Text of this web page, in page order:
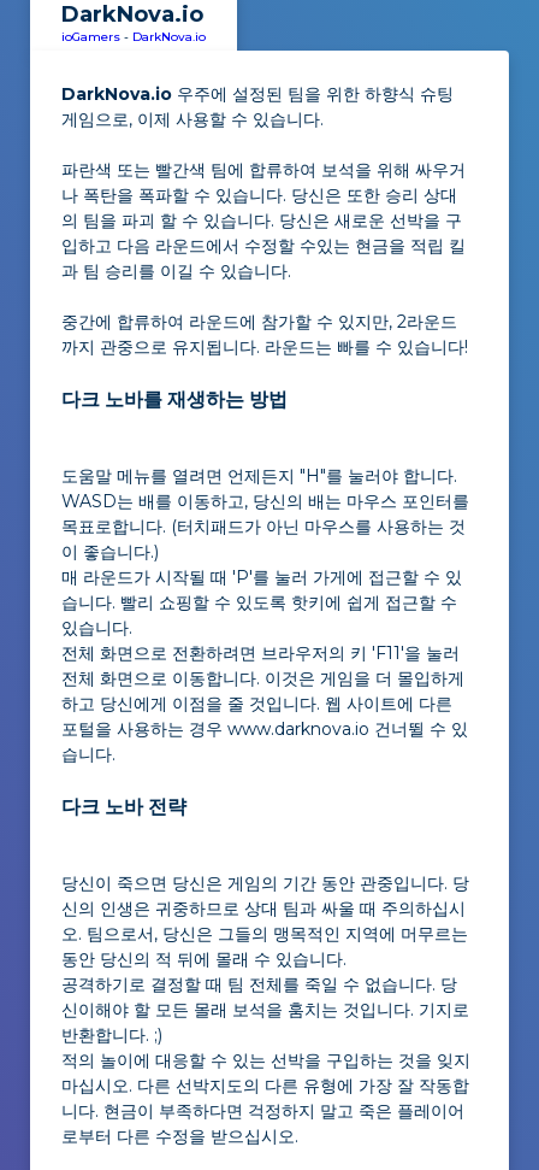
DarkNova.io
ioGamers - DarkNova.io
DarkNova.io 우주에 설정된 팀을 위한 하향식 슈팅
게임으로, 이제 사용할 수 있습니다.
파란색 또는 빨간색 팀에 합류하여 보석을 위해 싸우거
나 폭탄을 폭파할 수 있습니다. 당신은 또한 승리 상대
의 팀을 파괴 할 수 있습니다. 당신은 새로운 선박을 구
입하고 다음 라운드에서 수정할 수있는 현금을 적립 킬
과 팀 승리를 이길 수 있습니다.
중간에 합류하여 라운드에 참가할 수 있지만, 2라운드
까지 관중으로 유지됩니다. 라운드는 빠를 수 있습니다!
다크 노바를 재생하는 방법
도움말 메뉴를 열려면 언제든지 "H"를 눌러야 합니다.
WASD는 배를 이동하고, 당신의 배는 마우스 포인터를
목표로합니다. (터치패드가 아닌 마우스를 사용하는 것
이 좋습니다.)
매 라운드가 시작될 때 'P'를 눌러 가게에 접근할 수 있
습니다. 빨리 쇼핑할 수 있도록 핫키에 쉽게 접근할 수
있습니다.
전체 화면으로 전환하려면 브라우저의 키 'F11'을 눌러
전체 화면으로 이동합니다. 이것은 게임을 더 몰입하게
하고 당신에게 이점을 줄 것입니다. 웹 사이트에 다른
포털을 사용하는 경우 www.darknova.io 건너뛸 수 있
습니다.
다크 노바 전략
당신이 죽으면 당신은 게임의 기간 동안 관중입니다. 당
신의 인생은 귀중하므로 상대 팀과 싸울 때 주의하십시
오. 팀으로서, 당신은 그들의 맹목적인 지역에 머무르는
동안 당신의 적 뒤에 몰래 수 있습니다.
공격하기로 결정할 때 팀 전체를 죽일 수 없습니다. 당
신이해야 할 모든 몰래 보석을 훔치는 것입니다. 기지로
반환합니다. ;)
적의 놀이에 대응할 수 있는 선박을 구입하는 것을 잊지
마십시오. 다른 선박지도의 다른 유형에 가장 잘 작동합
니다. 현금이 부족하다면 걱정하지 말고 죽은 플레이어
로부터 다른 수정을 받으십시오.